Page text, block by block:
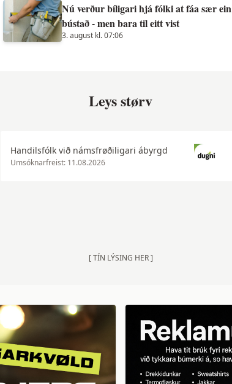
Nú verður bíligari hjá fólki at fáa sær ein
bústað - men bara til eitt vist
3. august kl. 07:06
Leys størv
Handilsfólk við námsfrøðiligari ábyrgd
Umsóknarfreist: 11.08.2026
[ TÍN LÝSING HER ]